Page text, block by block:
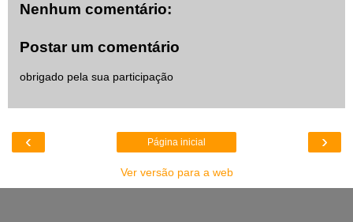
Nenhum comentário:
Postar um comentário
obrigado pela sua participação
‹ ›
Página inicial
Ver versão para a web